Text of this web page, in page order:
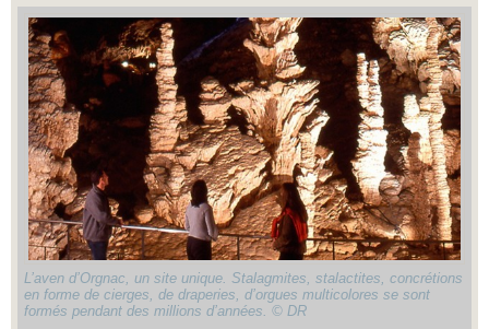
L’aven d’Orgnac, un site unique. Stalagmites, stalactites, concrétions
en forme de cierges, de draperies, d’orgues multicolores se sont
formés pendant des millions d’années. © DR